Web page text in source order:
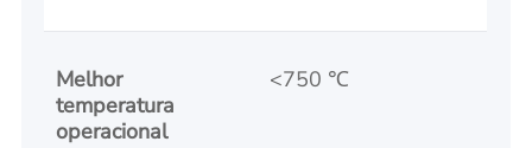
Melhor
temperatura
operacional
<750 ℃